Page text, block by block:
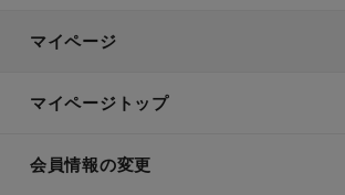
マイページ
マイページトップ
会員情報の変更